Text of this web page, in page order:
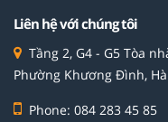
Liên hệ với chúng tôi
Tầng 2, G4 - G5 Tòa
Phường Khương Đình,
Phone: 084 283 45 85